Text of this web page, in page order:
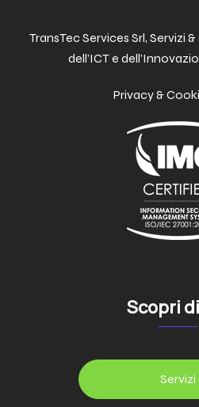
TransTec Services Srl, Servizi
dell’ICT e
Privacy &
Scopri
Servizi